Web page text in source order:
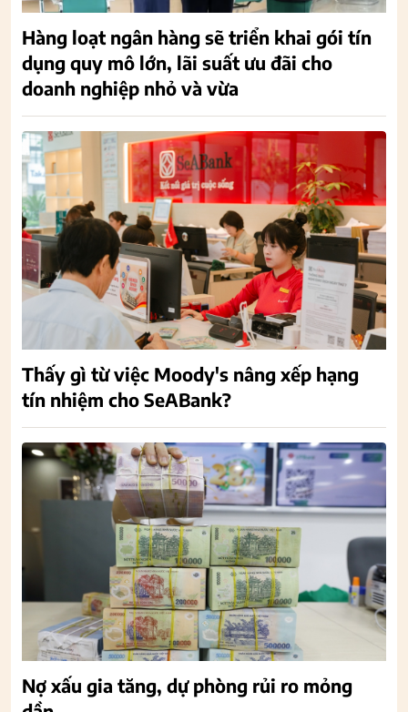
Hàng loạt ngân hàng sẽ triển khai gói tín
dụng quy mô lớn, lãi suất ưu đãi cho
doanh nghiệp nhỏ và vừa
Thấy gì từ việc Moody's nâng xếp hạng
tín nhiệm cho SeABank?
Nợ xấu gia tăng, dự phòng rủi ro mỏng